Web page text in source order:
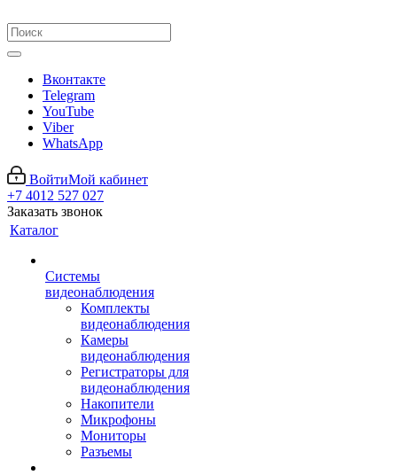
Вконтакте
Telegram
YouTube
Viber
WhatsApp
ВойтиМой кабинет
+7 4012 527 027
Заказать звонок
Каталог
Системы
видеонаблюдения
Комплекты
видеонаблюдения
Камеры
видеонаблюдения
Регистраторы для
видеонаблюдения
Накопители
Микрофоны
Мониторы
Разъемы